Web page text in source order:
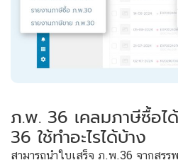
ภ.พ. 36 เคลมภาษีซื้อไ
36 ใช้ทำอะไรได้บ้าง
สามารถนำใบเสร็จ ภ.พ.36 จากสรร